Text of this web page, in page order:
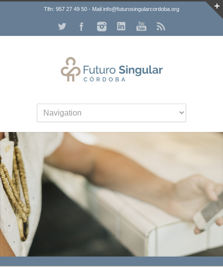
Tlfn: 957 27 49 50 - Mail info@futurosingularcordoba.org